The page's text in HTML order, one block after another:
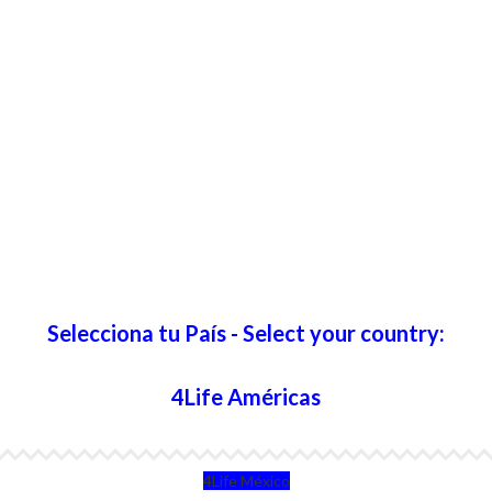
Selecciona tu País - Select your country:
4Life Américas
4Life México